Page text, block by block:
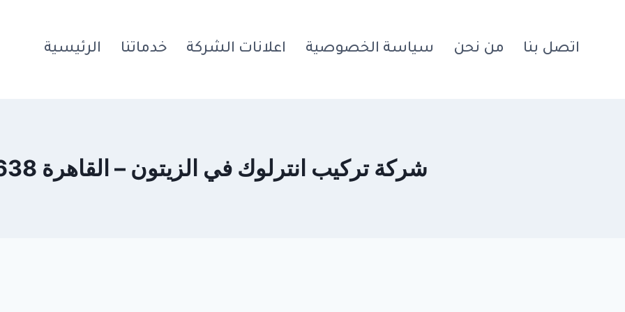
الرئيسية خدماتنا اعلانات الشركة سياسة الخصوصية من نحن اتصل بنا
شركة تركيب انترلوك في الزيتون – القاهرة 01031186638